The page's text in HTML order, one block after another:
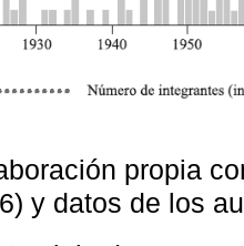
propia
y datos de los